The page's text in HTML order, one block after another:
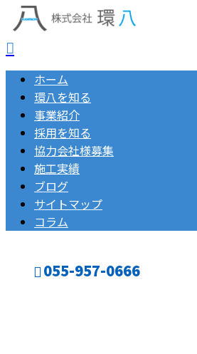
ホーム
環八を知る
事業紹介
採用を知る
協力会社様募集
施工実績
ブログ
サイトマップ
コラム
055-957-0666